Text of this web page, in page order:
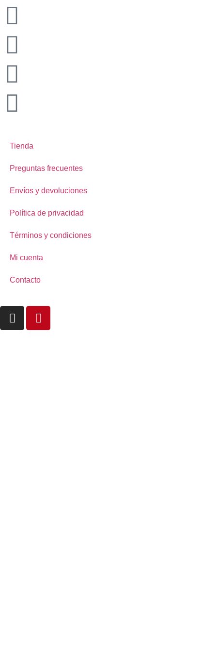
Tienda
Preguntas frecuentes
Envíos y devoluciones
Política de privacidad
Términos y condiciones
Mi cuenta
Contacto